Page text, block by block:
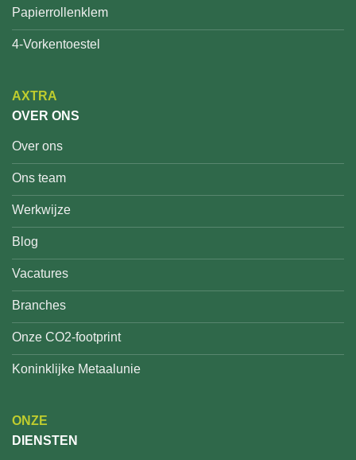
Papierrollenklem
4-Vorkentoestel
AXTRA
OVER ONS
Over ons
Ons team
Werkwijze
Blog
Vacatures
Branches
Onze CO2-footprint
Koninklijke Metaalunie
ONZE
DIENSTEN